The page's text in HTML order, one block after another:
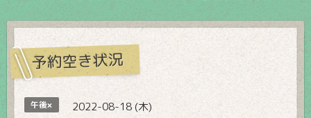
予約空き状況
午後× 2022-08-18 (木)